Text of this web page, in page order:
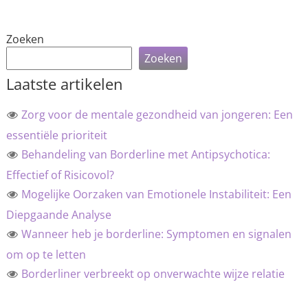
Zoeken
Zoeken
Laatste artikelen
Zorg voor de mentale gezondheid van jongeren: Een
essentiële prioriteit
Behandeling van Borderline met Antipsychotica:
Effectief of Risicovol?
Mogelijke Oorzaken van Emotionele Instabiliteit: Een
Diepgaande Analyse
Wanneer heb je borderline: Symptomen en signalen
om op te letten
Borderliner verbreekt op onverwachte wijze relatie